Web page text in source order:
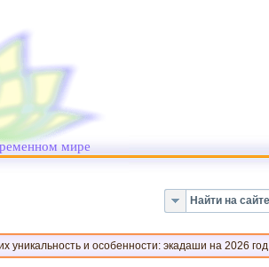
мире
уникальность и особенности: экадаши на 2026 год